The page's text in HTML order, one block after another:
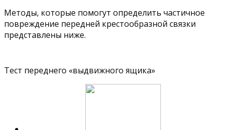
Методы, которые помогут определить частичное
повреждение передней крестообразной связки
представлены ниже.
Тест переднего «выдвижного ящика»